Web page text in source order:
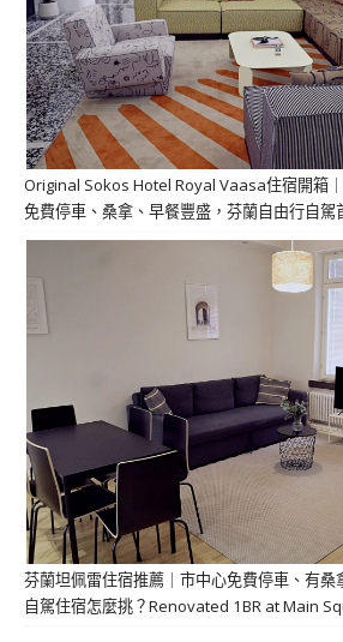
Original Sokos Hotel Royal Vaasa住宿開箱
免費停車、桑拿、早餐豐盛，芬蘭自由行自駕
芬蘭坦佩雷住宿推薦｜市中心免費停車、有
自駕住宿怎麼挑？Renovated 1BR at Main